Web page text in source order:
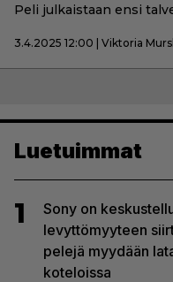
Peli julkaistaan ensi
3.4.2025 12:00 | Viktoria
Luetuimmat
1
Sony on
levyttömyyteen
pelejä myydään
koteloissa